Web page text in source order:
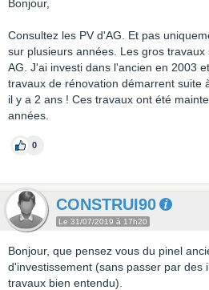
Bonjour,
Consultez les PV d'AG. Et pas
sur plusieurs années. Les gros
AG. J'ai investi dans l'ancien en 2003
travaux de rénovation démarrent suite
il y a 2 ans ! Ces travaux ont été
années.
0
CONSTRUI90
Le 31/07/2019 à 17h20
Bonjour, que pensez vous du pinel
d'investissement (sans passer par des
travaux bien entendu).